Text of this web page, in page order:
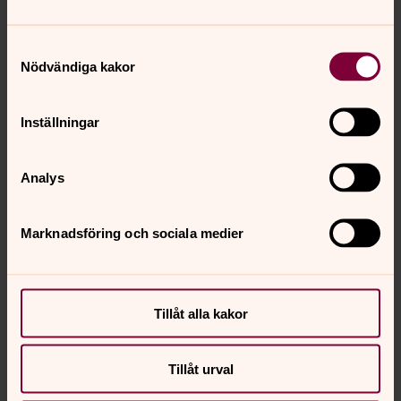
Nödvändiga kakor
Inställningar
Analys
Marknadsföring och sociala medier
Tillåt alla kakor
Tillåt urval
Jenny Lennerbjörk Pettersson